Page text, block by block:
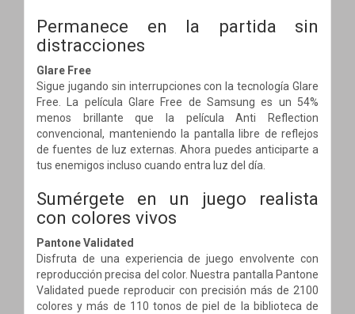
Permanece en la partida sin
distracciones
Glare Free
Sigue jugando sin interrupciones con la tecnología Glare
Free. La película Glare Free de Samsung es un 54%
menos brillante que la película Anti Reflection
convencional, manteniendo la pantalla libre de reflejos
de fuentes de luz externas. Ahora puedes anticiparte a
tus enemigos incluso cuando entra luz del día.
Sumérgete en un juego realista
con colores vivos
Pantone Validated
Disfruta de una experiencia de juego envolvente con
reproducción precisa del color. Nuestra pantalla Pantone
Validated puede reproducir con precisión más de 2100
colores y más de 110 tonos de piel de la biblioteca de